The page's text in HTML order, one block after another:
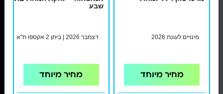
מינויים לעונת 2026
מחיר מיוחד
שבע
דצמבר 2026 | ביתן 2 אקספו ת"א
מחיר מיוחד